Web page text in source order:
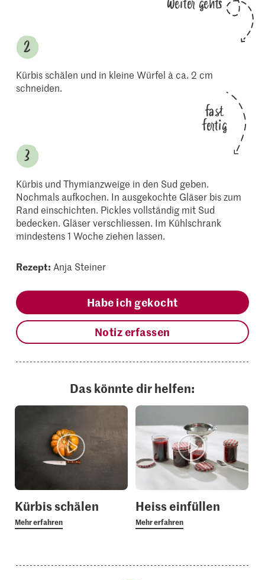
Kürbis schälen und in kleine Würfel à ca. 2 cm
schneiden.
fast
fertig
Kürbis und Thymianzweige in den Sud geben.
Nochmals aufkochen. In ausgekochte Gläser bis zum
Rand einschichten. Pickles vollständig mit Sud
bedecken. Gläser verschliessen. Im Kühlschrank
mindestens 1 Woche ziehen lassen.
Rezept: Anja Steiner
Habe ich gekocht
Notiz erfassen
Das könnte dir helfen:
Kürbis schälen
Mehr erfahren
Heiss einfüllen
Mehr erfahren